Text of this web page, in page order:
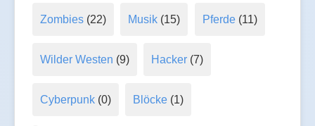
Zombies(22) Musik (15) Pferde(11)
Wilder Westen (9) Hacker (7)
Cyberpunk(0) Blöcke (1)